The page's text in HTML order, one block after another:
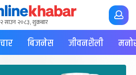
साउन २०८३, शुक्रबार
बिजनेस जीवनशैली